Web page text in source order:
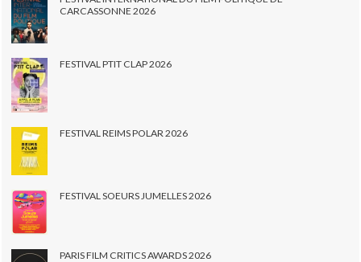
CARCASSONNE 2026
FESTIVAL PTIT CLAP 2026
FESTIVAL REIMS POLAR 2026
FESTIVAL SOEURS JUMELLES 2026
PARIS FILM CRITICS AWARDS 2026